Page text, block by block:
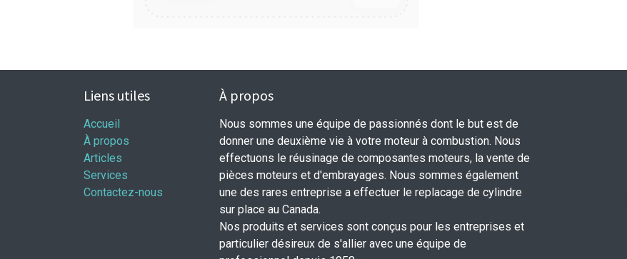
Liens utiles
Accueil
À propos
Articles
Services
Contactez-nous
À propos
Nous sommes une équipe de passionnés dont le but est de
donner une deuxième vie à votre moteur à combustion. Nous
effectuons le réusinage de composantes moteurs, la vente de
pièces moteurs et d'embrayages. Nous sommes également
une des rares entreprise a effectuer le replacage de cylindre
sur place au Canada.
Nos produits et services sont conçus pour les entreprises et
particulier désireux de s'allier avec une équipe de